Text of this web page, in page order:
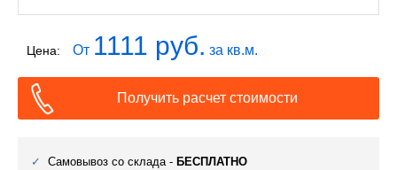
Цена: От 1111 руб. за кв.м.
Получить расчет стоимости
Самовывоз со склада - БЕСПЛАТНО